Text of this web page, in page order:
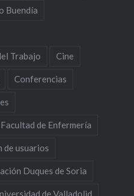
Buendía
Trabajo Cine
Conferencias
Facultad de Enfermería
de usuarios
Duques de Soria
de Valladolid